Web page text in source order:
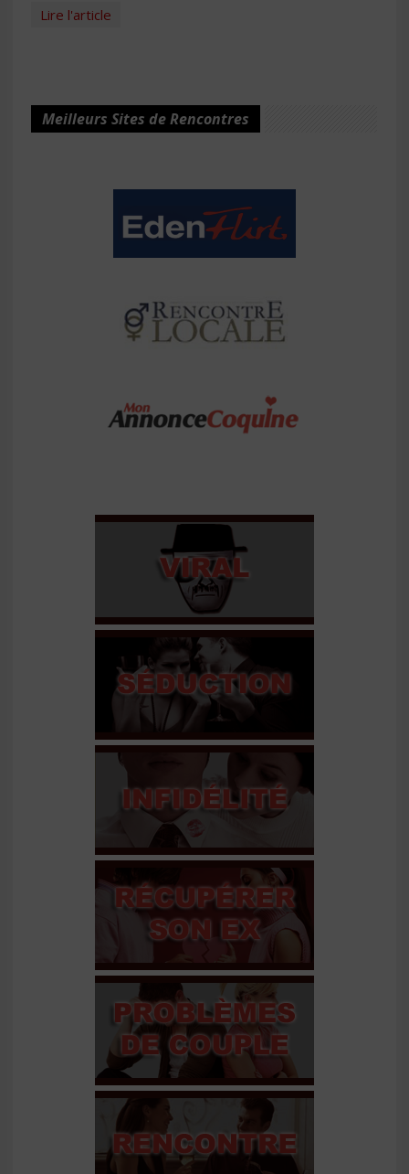
Lire l'article
Meilleurs Sites de Rencontres